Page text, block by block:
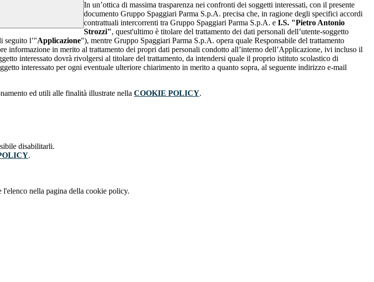
In un’ottica di massima trasparenza nei confronti dei soggetti interessati, con il presente
documento Gruppo Spaggiari Parma S.p.A. precisa che, in ragione degli specifici accordi
contrattuali intercorrenti tra Gruppo Spaggiari Parma S.p.A. e I.S. "Pietro Antonio
Strozzi", quest'ultimo è titolare del trattamento dei dati personali dell’utente-soggetto
seguito l’"Applicazione"), mentre Gruppo Spaggiari Parma S.p.A. opera quale Responsabile del trattamento
informazione in merito al trattamento dei propri dati personali condotto all’interno dell’Applicazione, ivi incluso il
interessato dovrà rivolgersi al titolare del trattamento, da intendersi quale il proprio istituto scolastico di
interessato per ogni eventuale ulteriore chiarimento in merito a quanto sopra, al seguente indirizzo e-mail
ed utili alle finalità illustrate nella COOKIE POLICY.
disabilitarli.
.
l'elenco nella pagina della cookie policy.